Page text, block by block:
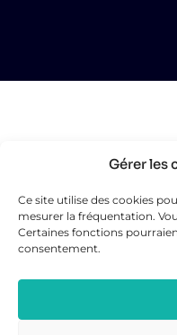
Gérer les
Ce site utilise des cookies
mesurer la fréquentation.
Certaines fonctions
consentement.